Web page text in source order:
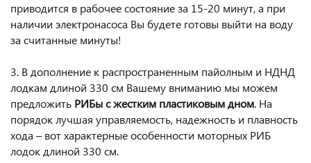
приводится в рабочее состояние за 15-20 минут, а при
наличии электронасоса Вы будете готовы выйти на воду
за считанные минуты!
3. В дополнение к распространенным пайолным и НДНД
лодкам длиной 330 см Вашему вниманию мы можем
предложить РИБы с жестким пластиковым дном. На
порядок лучшая управляемость, надежность и плавность
хода – вот характерные особенности моторных РИБ
лодок длиной 330 см.